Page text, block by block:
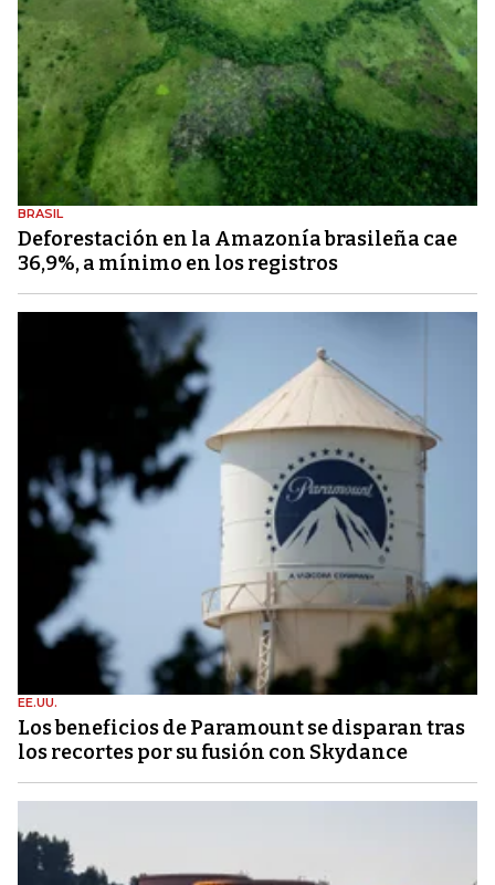
BRASIL
Deforestación en la Amazonía brasileña cae
36,9%, a mínimo en los registros
EE.UU.
Los beneficios de Paramount se disparan tras
los recortes por su fusión con Skydance